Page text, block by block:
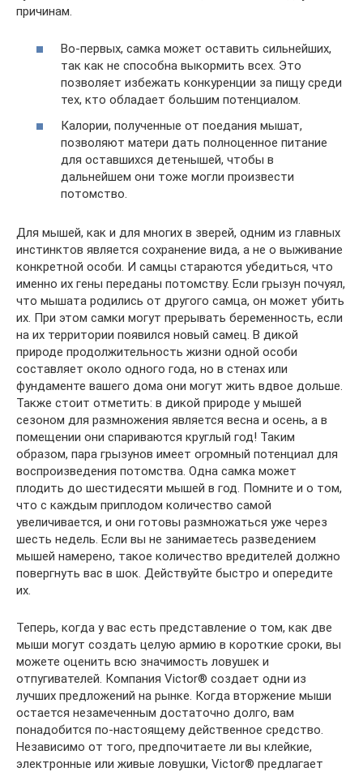
причинам.
Во-первых, самка может оставить сильнейших,
так как не способна выкормить всех. Это
позволяет избежать конкуренции за пищу среди
тех, кто обладает большим потенциалом.
Калории, полученные от поедания мышат,
позволяют матери дать полноценное питание
для оставшихся детенышей, чтобы в
дальнейшем они тоже могли произвести
потомство.
Для мышей, как и для многих в зверей, одним из главных
инстинктов является сохранение вида, а не о выживание
конкретной особи. И самцы стараются убедиться, что
именно их гены переданы потомству. Если грызун почуял,
что мышата родились от другого самца, он может убить
их. При этом самки могут прерывать беременность, если
на их территории появился новый самец. В дикой
природе продолжительность жизни одной особи
составляет около одного года, но в стенах или
фундаменте вашего дома они могут жить вдвое дольше.
Также стоит отметить: в дикой природе у мышей
сезоном для размножения является весна и осень, а в
помещении они спариваются круглый год! Таким
образом, пара грызунов имеет огромный потенциал для
воспроизведения потомства. Одна самка может
плодить до шестидесяти мышей в год. Помните и о том,
что с каждым приплодом количество самой
увеличивается, и они готовы размножаться уже через
шесть недель. Если вы не занимаетесь разведением
мышей намерено, такое количество вредителей должно
повергнуть вас в шок. Действуйте быстро и опередите
их.
Теперь, когда у вас есть представление о том, как две
мыши могут создать целую армию в короткие сроки, вы
можете оценить всю значимость ловушек и
отпугивателей. Компания Victor® создает одни из
лучших предложений на рынке. Когда вторжение мыши
остается незамеченным достаточно долго, вам
понадобится по-настоящему действенное средство.
Независимо от того, предпочитаете ли вы клейкие,
электронные или живые ловушки, Victor® предлагает